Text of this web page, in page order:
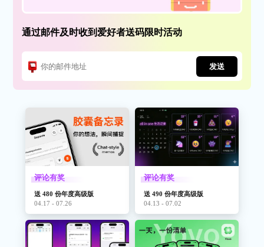
通过邮件及时收到爱好者送码限时活动
发送
评论有奖
送 480 份年度高级版
04.17 - 07.26
评论有奖
送 490 份年度高级版
04.13 - 07.02